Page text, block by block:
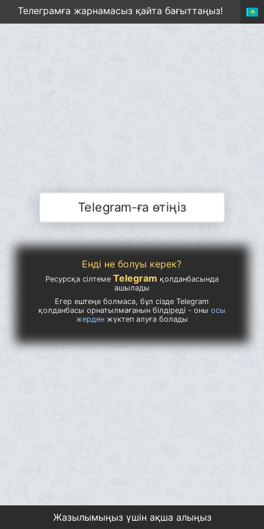
Телеграмға жарнамасыз қайта бағыттаңыз!
Telegram-ға өтіңіз
Енді не болуы керек?
Ресурсқа сілтеме Telegram қолданбасында
ашылады
Егер ештеңе болмаса, бұл сізде Telegram
қолданбасы орнатылмағанын білдіреді - оны осы
жерденжүктеп алуға болады
Жазылымыңыз үшін ақша алыңыз